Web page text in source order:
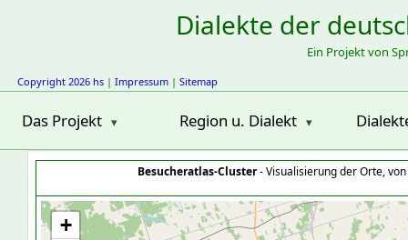
Dialekte der
Ein Projekt von
Copyright 2026 hs | Impressum | Sitemap
Das Projekt Region u. Dialekt
Besucheratlas-Cluster- Visualisierung der Orte,
+